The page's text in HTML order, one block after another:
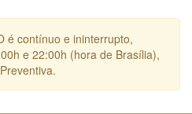
é contínuo e ininterrupto,
e 22:00h (hora de Brasília),